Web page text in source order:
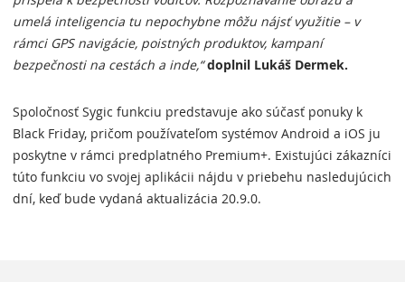
umelá inteligencia tu nepochybne môžu nájsť využitie – v
rámci GPS navigácie, poistných produktov, kampaní
bezpečnosti na cestách a inde,“ doplnil Lukáš Dermek.
Spoločnosť Sygic funkciu predstavuje ako súčasť ponuky k
Black Friday, pričom používateľom systémov Android a iOS ju
poskytne v rámci predplatného Premium+. Existujúci zákazníci
túto funkciu vo svojej aplikácii nájdu v priebehu nasledujúcich
dní, keď bude vydaná aktualizácia 20.9.0.